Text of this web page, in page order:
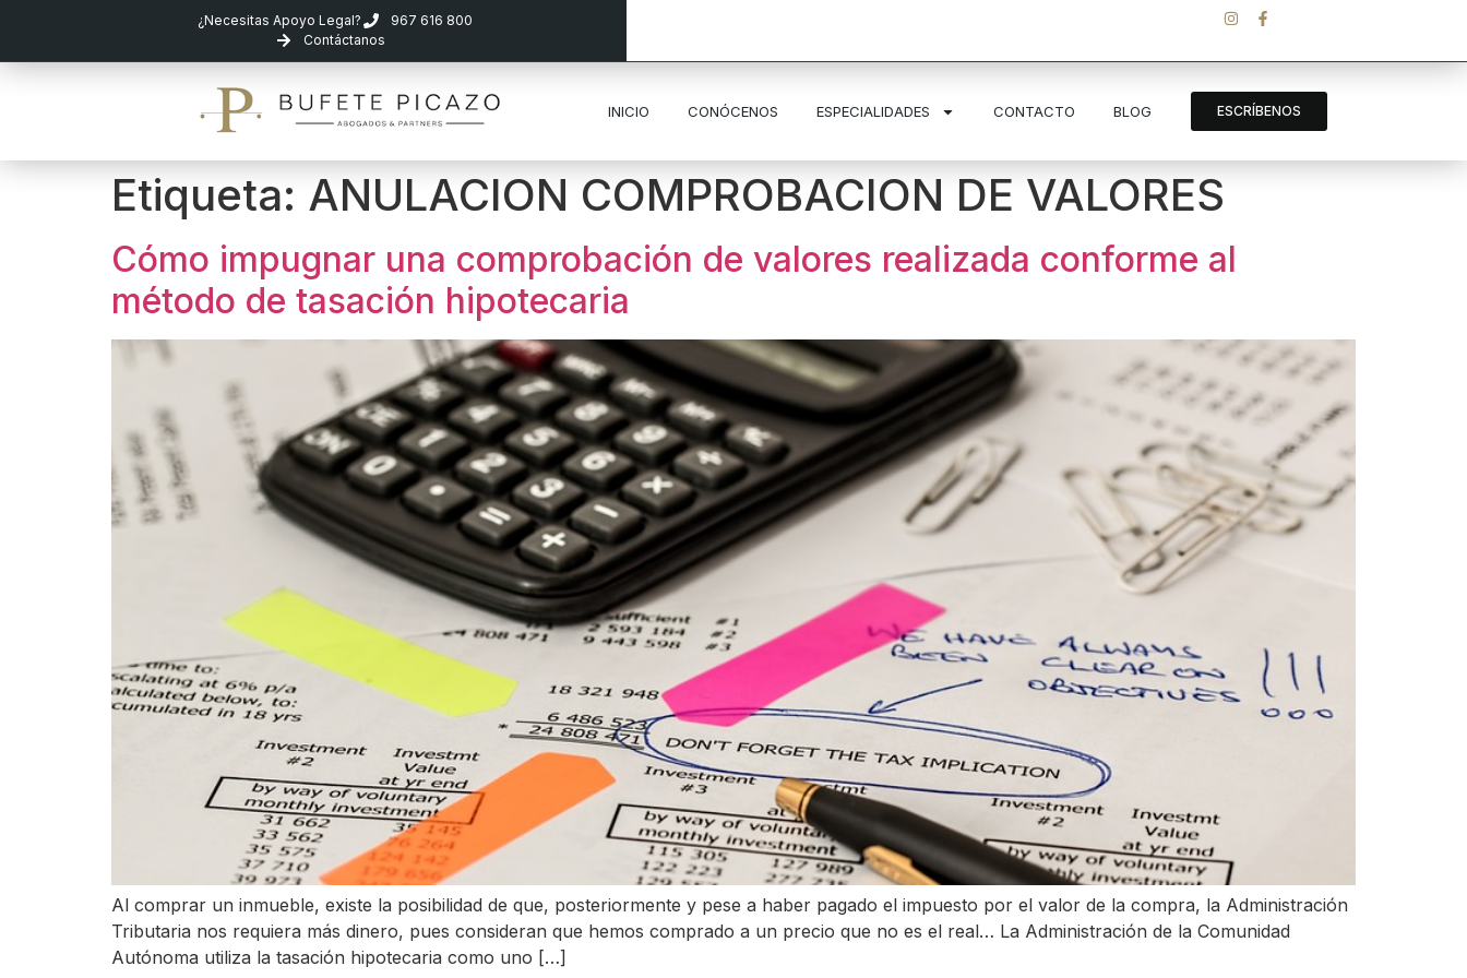
¿Necesitas Apoyo Legal?
967 616 800
Contáctanos
ESCRÍBENOS
INICIO CONÓCENOS ESPECIALIDADES CONTACTO BLOG
Etiqueta: ANULACION COMPROBACION DE VALORES
Cómo impugnar una comprobación de valores realizada conforme al
método de tasación hipotecaria
Al comprar un inmueble, existe la posibilidad de que, posteriormente y pese a haber pagado el impuesto por el valor de la compra, la Administración
Tributaria nos requiera más dinero, pues consideran que hemos comprado a un precio que no es el real… La Administración de la Comunidad
Autónoma utiliza la tasación hipotecaria como uno […]